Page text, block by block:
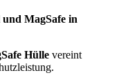
MagSafe in
Hülle vereint